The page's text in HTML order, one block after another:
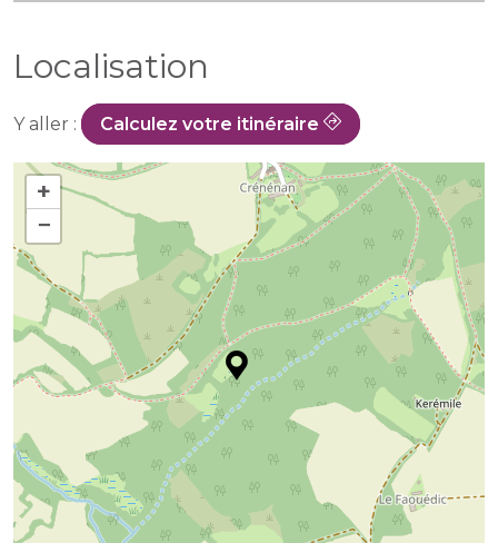
Localisation
Y aller : Calculez votre itinéraire
+
−